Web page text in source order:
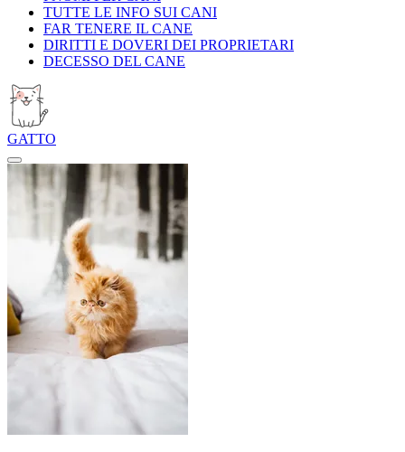
TUTTE LE INFO SUI CANI
FAR TENERE IL CANE
DIRITTI E DOVERI DEI PROPRIETARI
DECESSO DEL CANE
GATTO